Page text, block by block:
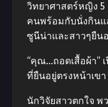
วิทยาศาสตร์หญิง 5
คนพร้อมกับนั่งกิน
ซูนีน่าและสาวๆยืน
“คุณ…ถอดเสื้อผ้า”
ที่ยืนอยู่ตรงหน้าเขา
นักวิจัยสาวตกใจ พ